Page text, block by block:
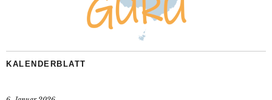
KALENDERBLATT